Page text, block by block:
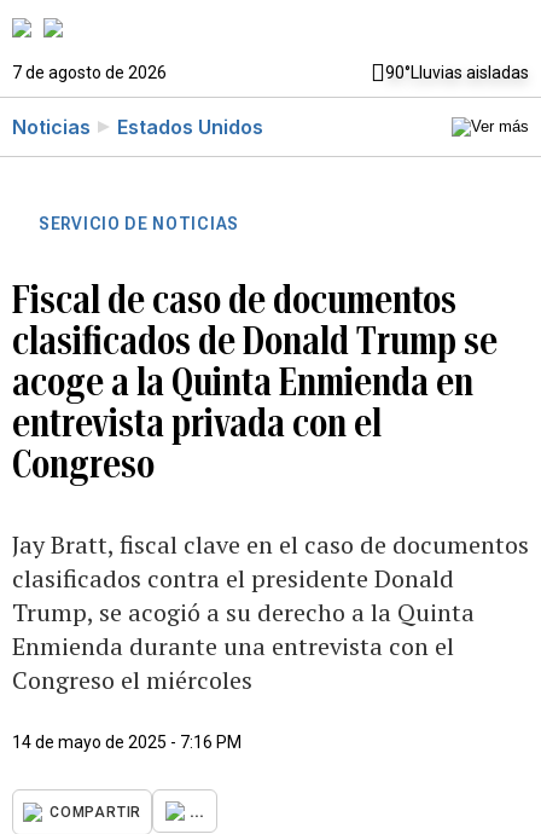
7 de agosto de 2026 90°Lluvias aisladas
Noticias Estados Unidos
SERVICIO DE NOTICIAS
Fiscal de caso de documentos
clasificados de Donald Trump se
acoge a la Quinta Enmienda en
entrevista privada con el
Congreso
Jay Bratt, fiscal clave en el caso de documentos
clasificados contra el presidente Donald
Trump, se acogió a su derecho a la Quinta
Enmienda durante una entrevista con el
Congreso el miércoles
14 de mayo de 2025 - 7:16 PM
COMPARTIR ...